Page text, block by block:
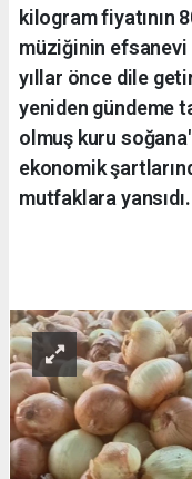
kilogram fiyatının
müziğinin efsanevi
yıllar önce dile
yeniden gündeme
olmuş kuru
ekonomik
mutfaklara yansıdı.